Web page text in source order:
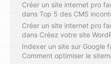
Créer un site internet pro
dans Top 5 des CMS
Créer un site internet pro
dans Créez votre site
Indexer un site sur Google
Comment optimiser le